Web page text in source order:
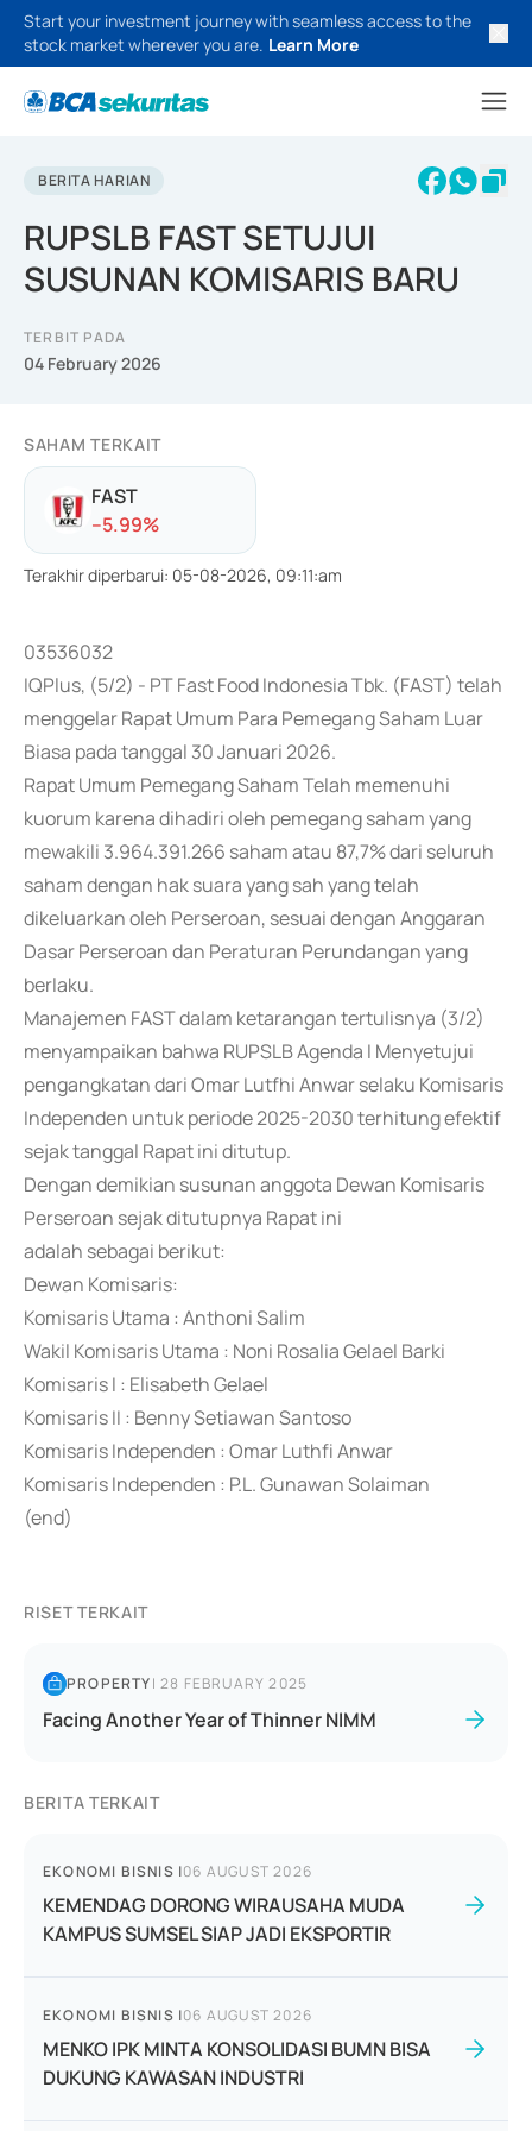
Start your investment journey with seamless access to the
stock market wherever you are. Learn More
BERITA HARIAN
RUPSLB FAST SETUJUI
SUSUNAN KOMISARIS BARU
TERBIT PADA
04 February 2026
SAHAM TERKAIT
FAST
--5.99%
Terakhir diperbarui: 05-08-2026, 09:11:am
03536032
IQPlus, (5/2) - PT Fast Food Indonesia Tbk. (FAST) telah
menggelar Rapat Umum Para Pemegang Saham Luar
Biasa pada tanggal 30 Januari 2026.
Rapat Umum Pemegang Saham Telah memenuhi
kuorum karena dihadiri oleh pemegang saham yang
mewakili 3.964.391.266 saham atau 87,7% dari seluruh
saham dengan hak suara yang sah yang telah
dikeluarkan oleh Perseroan, sesuai dengan Anggaran
Dasar Perseroan dan Peraturan Perundangan yang
berlaku.
Manajemen FAST dalam ketarangan tertulisnya (3/2)
menyampaikan bahwa RUPSLB Agenda I Menyetujui
pengangkatan dari Omar Lutfhi Anwar selaku Komisaris
Independen untuk periode 2025-2030 terhitung efektif
sejak tanggal Rapat ini ditutup.
Dengan demikian susunan anggota Dewan Komisaris
Perseroan sejak ditutupnya Rapat ini
adalah sebagai berikut:
Dewan Komisaris:
Komisaris Utama : Anthoni Salim
Wakil Komisaris Utama : Noni Rosalia Gelael Barki
Komisaris I : Elisabeth Gelael
Komisaris II : Benny Setiawan Santoso
Komisaris Independen : Omar Luthfi Anwar
Komisaris Independen : P.L. Gunawan Solaiman
(end)
RISET TERKAIT
PROPERTY|28 FEBRUARY 2025
Facing Another Year of Thinner NIMM
BERITA TERKAIT
EKONOMI BISNIS |06 AUGUST 2026
KEMENDAG DORONG WIRAUSAHA MUDA
KAMPUS SUMSEL SIAP JADI EKSPORTIR
EKONOMI BISNIS |06 AUGUST 2026
MENKO IPK MINTA KONSOLIDASI BUMN BISA
DUKUNG KAWASAN INDUSTRI